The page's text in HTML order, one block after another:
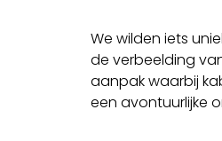
We wilden iets
de verbeelding
aanpak waarbij
een avontuurlijke